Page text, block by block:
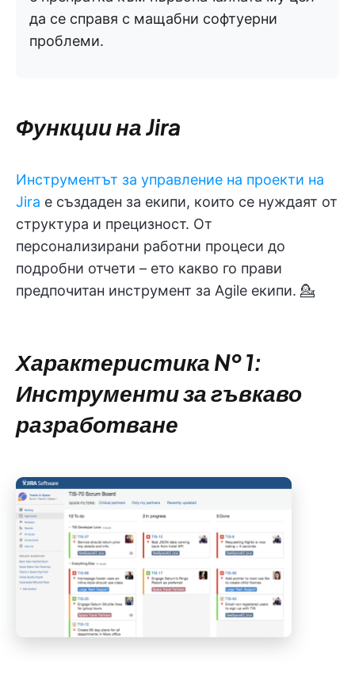
да се справя с мащабни софтуерни
проблеми.
Функции на Jira
Инструментът за управление на проекти на
Jira е създаден за екипи, които се нуждаят от
структура и прецизност. От
персонализирани работни процеси до
подробни отчети – ето какво го прави
предпочитан инструмент за Agile екипи. 💁
Характеристика № 1:
Инструменти за гъвкаво
разработване